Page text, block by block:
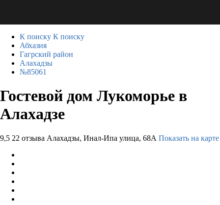
К поиску К поиску
Абхазия
Гагрский район
Алахадзы
№85061
Гостевой дом Лукоморье в
Алахадзе
9,5 22 отзыва Алахадзы, Инал-Ипа улица, 68А Показать на карте